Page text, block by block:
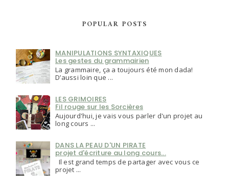
POPULAR POSTS
MANIPULATIONS SYNTAXIQUES
Les gestes du grammairien
La grammaire, ça a toujours été mon dada!
D’aussi loin que ...
LES GRIMOIRES
Fil rouge sur les Sorcières
Aujourd'hui, je vais vous parler d'un projet au
long cours ...
DANS LA PEAU D'UN PIRATE
projet d'écriture au long cours...
Il est grand temps de partager avec vous ce
projet ...